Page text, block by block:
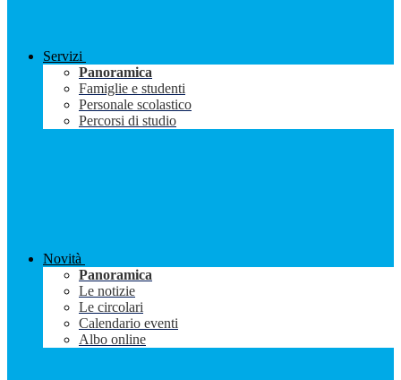
Servizi
Panoramica
Famiglie e studenti
Personale scolastico
Percorsi di studio
Novità
Panoramica
Le notizie
Le circolari
Calendario eventi
Albo online